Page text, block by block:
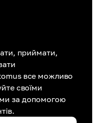
приймати,
все можливо
своїми
за допомогою